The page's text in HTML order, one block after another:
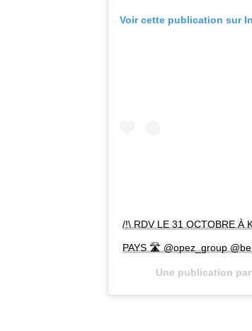
Voir cette publication sur
/!\ RDV LE 31 OCTOBRE À
PAYS 🛣 @opez_group
Une publication